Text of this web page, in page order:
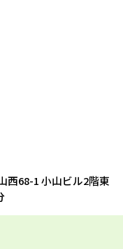
西68-1 小山ビル2階東